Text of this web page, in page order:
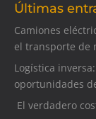
Últimas
Camiones
el transporte de
Logística
oportunidades
El verdadero